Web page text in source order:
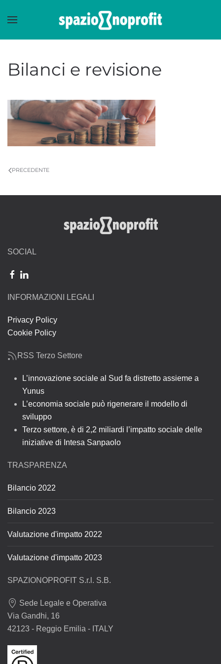
Skip to main content
Bilanci e revisione
PRECEDENTE
SOCIAL
INFORMAZIONI LEGALI
Privacy Policy
Cookie Policy
RSS Terzo Settore
L’innovazione sociale al Sud fa distretto assieme a
Yunus
L’economia sociale può rigenerare il modello di
sviluppo
Terzo settore, è di 2,2 miliardi l’impatto sociale delle
iniziative di Intesa Sanpaolo
TRASPARENZA
Bilancio 2022
Bilancio 2023
Valutazione d'impatto 2022
Valutazione d'impatto 2023
SPAZIONOPROFIT S.r.l. S.B.
Sede Legale e Operativa
Via Gandhi, 16
42123 - Reggio Emilia - ITALY